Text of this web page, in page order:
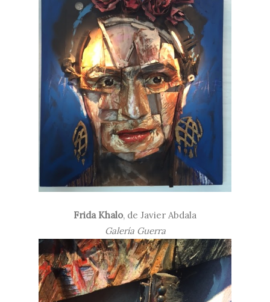
Frida Khalo, de Javier Abdala
Galería Guerra